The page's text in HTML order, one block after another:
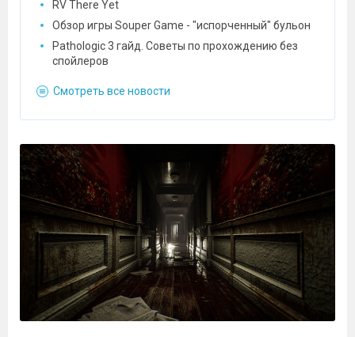
RV There Yet
Обзор игры Souper Game - "испорченный" бульон
Pathologic 3 гайд. Советы по прохождению без
спойлеров
Смотреть все новости